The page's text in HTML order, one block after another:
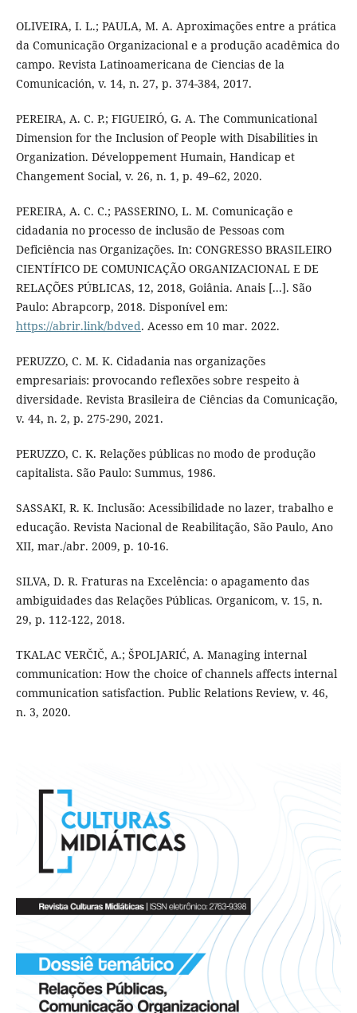
OLIVEIRA, I. L.; PAULA, M. A. Aproximações entre a prática
da Comunicação Organizacional e a produção acadêmica do
campo. Revista Latinoamericana de Ciencias de la
Comunicación, v. 14, n. 27, p. 374-384, 2017.
PEREIRA, A. C. P.; FIGUEIRÓ, G. A. The Communicational
Dimension for the Inclusion of People with Disabilities in
Organization. Développement Humain, Handicap et
Changement Social, v. 26, n. 1, p. 49–62, 2020.
PEREIRA, A. C. C.; PASSERINO, L. M. Comunicação e
cidadania no processo de inclusão de Pessoas com
Deficiência nas Organizações. In: CONGRESSO BRASILEIRO
CIENTÍFICO DE COMUNICAÇÃO ORGANIZACIONAL E DE
RELAÇÕES PÚBLICAS, 12, 2018, Goiânia. Anais [...]. São
Paulo: Abrapcorp, 2018. Disponível em:
https://abrir.link/bdved. Acesso em 10 mar. 2022.
PERUZZO, C. M. K. Cidadania nas organizações
empresariais: provocando reflexões sobre respeito à
diversidade. Revista Brasileira de Ciências da Comunicação,
v. 44, n. 2, p. 275-290, 2021.
PERUZZO, C. K. Relações públicas no modo de produção
capitalista. São Paulo: Summus, 1986.
SASSAKI, R. K. Inclusão: Acessibilidade no lazer, trabalho e
educação. Revista Nacional de Reabilitação, São Paulo, Ano
XII, mar./abr. 2009, p. 10-16.
SILVA, D. R. Fraturas na Excelência: o apagamento das
ambiguidades das Relações Públicas. Organicom, v. 15, n.
29, p. 112-122, 2018.
TKALAC VERČIČ, A.; ŠPOLJARIĆ, A. Managing internal
communication: How the choice of channels affects internal
communication satisfaction. Public Relations Review, v. 46,
n. 3, 2020.